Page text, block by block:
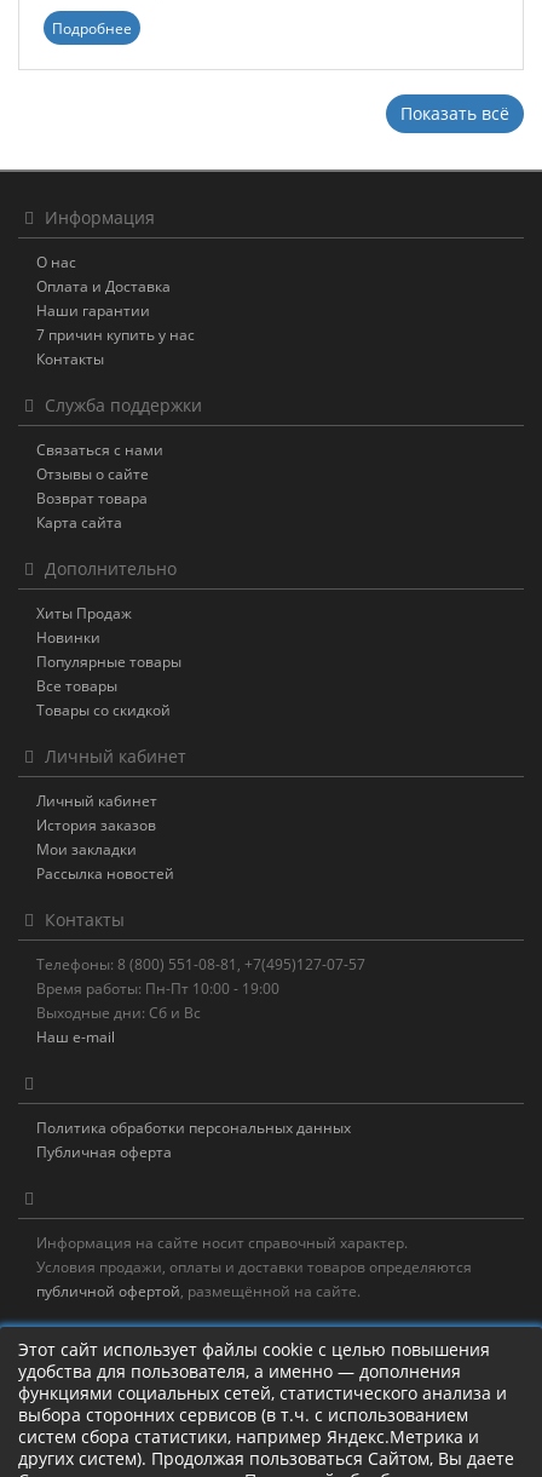
Подробнее
Показать всё
Информация
О нас
Оплата и Доставка
Наши гарантии
7 причин купить у нас
Контакты
Служба поддержки
Связаться с нами
Отзывы о сайте
Возврат товара
Карта сайта
Дополнительно
Хиты Продаж
Новинки
Популярные товары
Все товары
Товары со скидкой
Личный кабинет
Личный кабинет
История заказов
Мои закладки
Рассылка новостей
Контакты
Телефоны: 8 (800) 551-08-81, +7(495)127-07-57
Время работы: Пн-Пт 10:00 - 19:00
Выходные дни: Сб и Вс
Наш e-mail
Политика обработки персональных данных
Публичная оферта
Информация на сайте носит справочный характер.
Условия продажи, оплаты и доставки товаров определяются
публичной офертой, размещённой на сайте.
Новостная рассылка
Новости, акции, распродажи и полезные советы!
Этот сайт использует файлы cookie с целью повышения
удобства для пользователя, а именно — дополнения
функциями социальных сетей, статистического анализа и
выбора сторонних сервисов (в т.ч. с использованием
систем сбора статистики, например Яндекс.Метрика и
других систем). Продолжая пользоваться Сайтом, Вы даете